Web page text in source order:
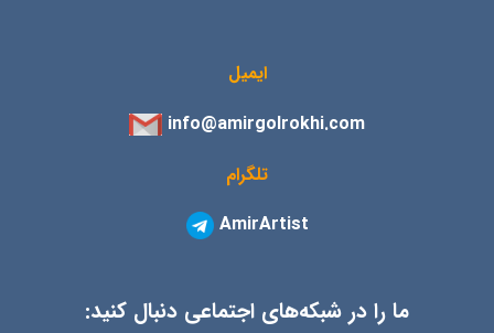
ایمیل
info@amirgolrokhi.com
تلگرام
AmirArtist
ما را در شبکه‌های اجتماعی دنبال کنید: